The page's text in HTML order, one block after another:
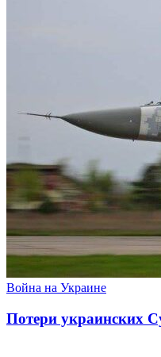
Война на Украине
Потери украинских